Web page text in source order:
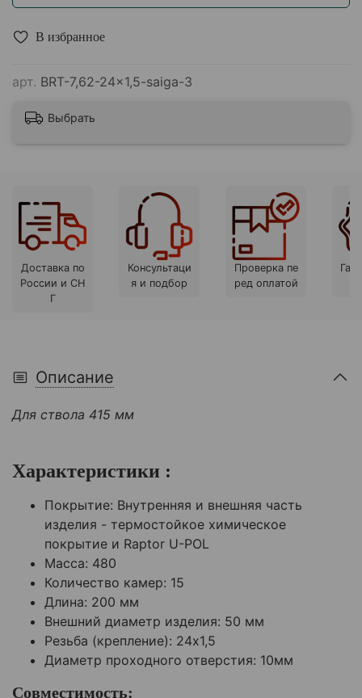
В избранное
арт. BRT-7,62-24x1,5-saiga-3
Выбрать
Доставка по
России и СН
Г
Консультаци
я и подбор
Проверка пе
ред оплатой
Описание
Для ствола 415 мм
Характеристики :
Покрытие: Внутренняя и внешняя часть
изделия - термостойкое химическое
покрытие и Raptor U-POL
Масса: 480
Количество камер: 15
Длина: 200 мм
Внешний диаметр изделия: 50 мм
Резьба (крепление): 24х1,5
Диаметр проходного отверстия: 10мм
Совместимость: